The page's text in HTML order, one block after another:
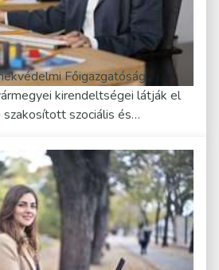
Főigazgatóság
kirendeltségei látják el
szakosított szociális és…